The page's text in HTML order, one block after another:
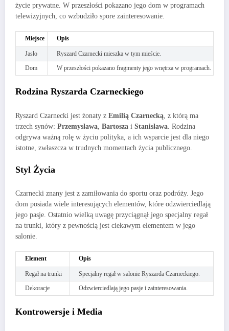
życie prywatne. W przeszłości pokazano jego dom w programach
telewizyjnych, co wzbudziło spore zainteresowanie.
Miejsce Opis
Jasło
Ryszard Czarnecki mieszka w tym mieście.
Dom
W przeszłości pokazano fragmenty jego wnętrza w programach.
Rodzina Ryszarda Czarneckiego
Ryszard Czarnecki jest żonaty z Emilią Czarnecką , z którą ma
trzech synów: Przemysława Bartosza i Stanisława . Rodzina
odgrywa ważną rolę w życiu polityka, a ich wsparcie jest dla niego
istotne, zwłaszcza w trudnych momentach życia publicznego.
Styl Życia
Czarnecki znany jest z zamiłowania do sportu oraz podróży. Jego
dom posiada wiele interesujących elementów, które odzwierciedlają
jego pasje. Ostatnio wielką uwagę przyciągnął jego specjalny regał
na trunki, który z pewnością jest ciekawym elementem w jego
salonie.
Element Opis
Regał na trunki
Specjalny regał w salonie Ryszarda Czarneckiego.
Dekoracje
Odzwierciedlają jego pasje i zainteresowania.
Kontrowersje i Media